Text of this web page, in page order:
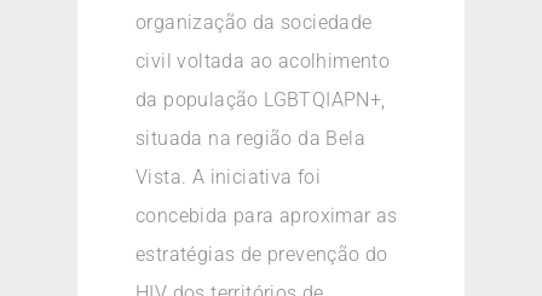
organização da sociedade
civil voltada ao acolhimento
da população LGBTQIAPN+,
situada na região da Bela
Vista. A iniciativa foi
concebida para aproximar as
estratégias de prevenção do